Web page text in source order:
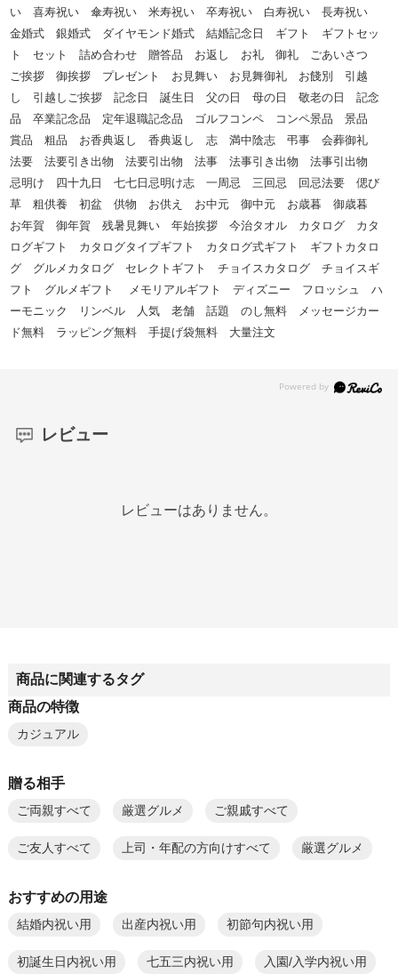
い 喜寿祝い 傘寿祝い 米寿祝い 卒寿祝い 白寿祝い 長寿祝い
金婚式 銀婚式 ダイヤモンド婚式 結婚記念日 ギフト ギフトセッ
ト セット 詰め合わせ 贈答品 お返し お礼 御礼 ごあいさつ
ご挨拶 御挨拶 プレゼント お見舞い お見舞御礼 お餞別 引越
し 引越しご挨拶 記念日 誕生日 父の日 母の日 敬老の日 記念
品 卒業記念品 定年退職記念品 ゴルフコンペ コンペ景品 景品
賞品 粗品 お香典返し 香典返し 志 満中陰志 弔事 会葬御礼
法要 法要引き出物 法要引出物 法事 法事引き出物 法事引出物
忌明け 四十九日 七七日忌明け志 一周忌 三回忌 回忌法要 偲び
草 粗供養 初盆 供物 お供え お中元 御中元 お歳暮 御歳暮
お年賀 御年賀 残暑見舞い 年始挨拶 今治タオル カタログ カタ
ログギフト カタログタイプギフト カタログ式ギフト ギフトカタロ
グ グルメカタログ セレクトギフト チョイスカタログ チョイスギ
フト グルメギフト メモリアルギフト ディズニー フロッシュ ハ
ーモニック リンベル 人気 老舗 話題 のし無料 メッセージカー
ド無料 ラッピング無料 手提げ袋無料 大量注文
レビュー
レビューはありません。
商品に関連するタグ
商品の特徴
カジュアル
贈る相手
ご両親すべて 厳選グルメ ご親戚すべて
ご友人すべて 上司・年配の方向けすべて 厳選グルメ
おすすめの用途
結婚内祝い用 出産内祝い用 初節句内祝い用
初誕生日内祝い用 七五三内祝い用 入園/入学内祝い用